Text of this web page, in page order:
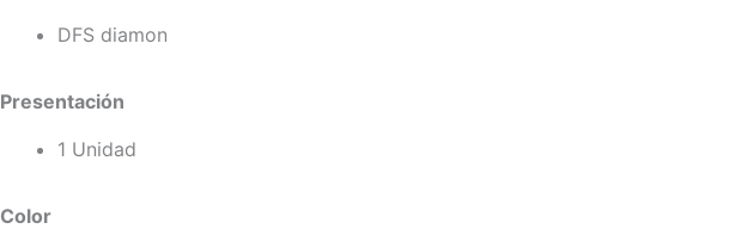
DFS diamon
Presentación
1 Unidad
Color